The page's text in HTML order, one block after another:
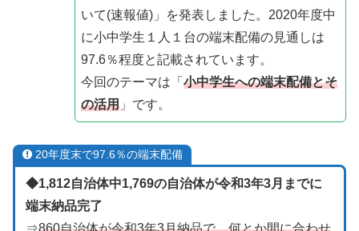
いて(速報値)」を発表しました。2020年度中
に小中学生１人１台の端末配備の見通しは
97.6％程度と記載されています。
今回のテーマは「 小中学生への端末配備とそ
の活用」です。
20年度末で97.6％の端末配備
◆1,812自治体中1,769の自治体が令和3年3月までに
端末納品完了
⇒860自治体が令和3年3月納品で、何とか間に合わせ